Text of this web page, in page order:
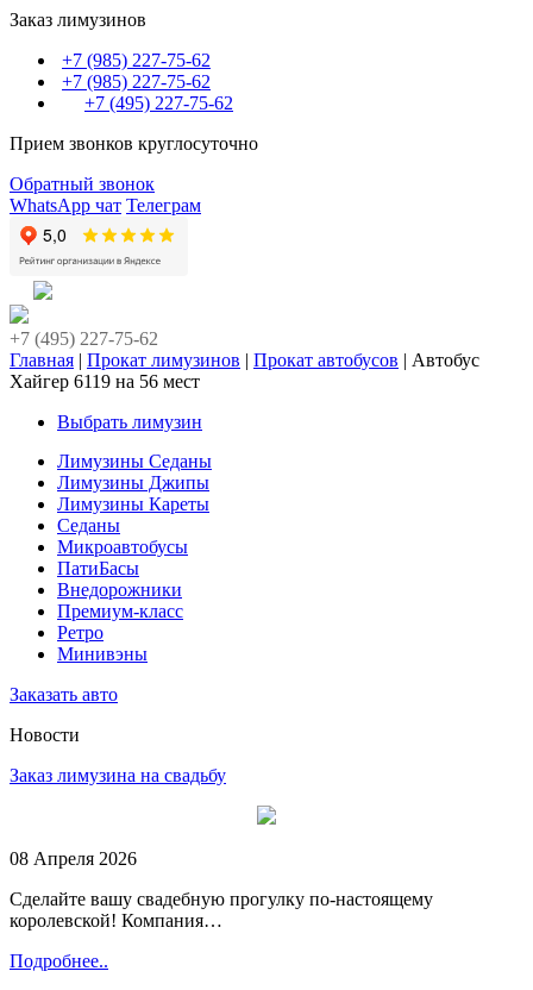
Заказ лимузинов
+7 (985) 227-75-62
+7 (985) 227-75-62
+7 (495) 227-75-62
Прием звонков круглосуточно
Обратный звонок
WhatsApp чат Телеграм
+7 (495) 227-75-62
Главная | Прокат лимузинов | Прокат автобусов | Автобус
Хайгер 6119 на 56 мест
Выбрать лимузин
Лимузины Седаны
Лимузины Джипы
Лимузины Кареты
Седаны
Микроавтобусы
ПатиБасы
Внедорожники
Премиум-класс
Ретро
Минивэны
Заказать авто
Новости
Заказ лимузина на свадьбу
08 Апреля 2026
Сделайте вашу свадебную прогулку по-настоящему
королевской! Компания…
Подробнее..